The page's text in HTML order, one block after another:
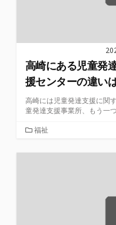
高崎にある児童発
援センターの違い
高崎には児童発達支援に関
童発達支援事業所、もう一
カ
ゴ
福祉